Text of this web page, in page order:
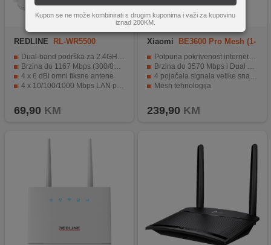
Kupon se ne može kombinirati s drugim kuponima i važi za kupovinu
iznad 200KM.
REDLINE RL-WR5500
Dual-band podrška za 2.4GHz i 5GHz frekvencije
Brzina do 1167 Mbps (300/867 Mbps)
4 x 6 dBi omni fiksne antene
4 x 10/100/1000 Mbps LAN portova
69,90 KM
Xiaomi
BE3600 Pro Mesh (1-
Potpuna pokrivenost internetske veze u svakom kutku doma
Brzina do 3570 Mbps i Dual Band tehnologija
4 pojačala signala velike snage
Mesh tehnologija
239,90 KM